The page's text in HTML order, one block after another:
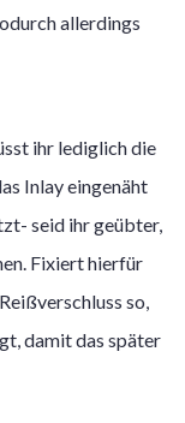
allerdings
ihr lediglich die
Inlay eingenäht
seid ihr geübter,
Fixiert hierfür
so,
damit das später